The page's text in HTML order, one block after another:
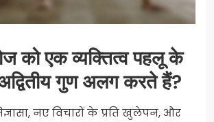
को एक व्यक्तित्व पहलू के
गुण अलग करते हैं?
नए विचारों के प्रति खुलेपन, और